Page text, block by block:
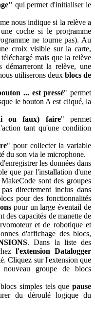
qui permet d'initialiser le
nous indique si la relève a
coche si le programme
ne tourne pas). Au
croix visible sur la carte,
mais que la relève
démarreront la relève, une
utiliserons deux blocs de
... est pressé" permet
le bouton A est cliqué, la
ou faux) faire" permet
tant qu'une condition
" pour collecter la variable
du son via le microphone.
les données dans
que par l'installation d'une
sont des groupes
directement inclus dans
pour des fonctionnalités
pour un large éventail de
des capacités de manette de
et de robotique et
d'affichage des blocs,
. Dans la liste des
l'extension Datalogger
Cliquez sur l'extension que
groupe de blocs
simples tels que pause
du déroulé logique du